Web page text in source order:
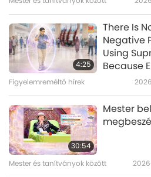
19:26
át
32:27
An
of the
Buddha
16:23
The
4:25
There Is
Negative
Using
Because
from It Is
Figyelemreméltó hírek
30:54
Mester
Mester és tanítványok között